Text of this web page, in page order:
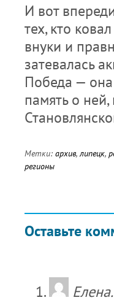
И вот
тех, кто
внуки и
затевалась
Победа —
память о ней,
Метки: архив,липецк,
регионы
Оставьте